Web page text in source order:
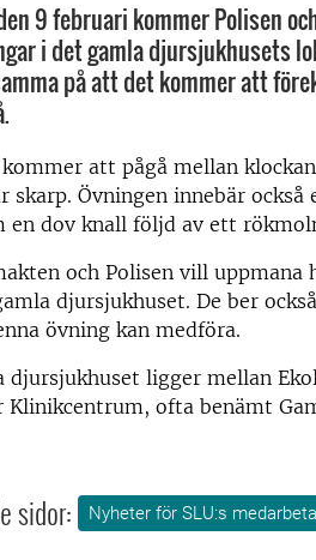
9 februari kommer Polisen
i det gamla djursjukhusets
på att det kommer att
att pågå mellan
skarp. Övningen innebär
en dov knall följd av ett
och Polisen vill
djursjukhuset. De ber
övning kan medföra.
djursjukhuset ligger mellan
Klinikcentrum, ofta benämt
sidor: Nyheter för SLU:s